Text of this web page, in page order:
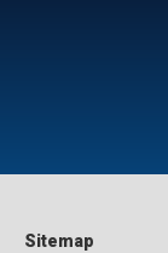
Sitemap